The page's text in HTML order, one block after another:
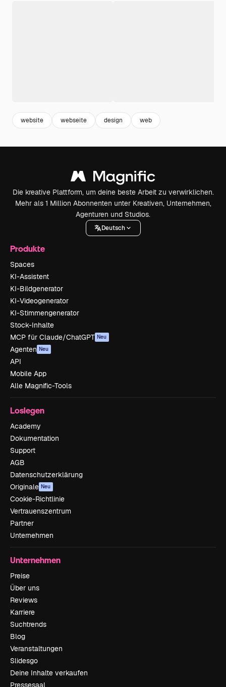
website webseite design web
Die kreative Plattform, um deine beste Arbeit zu verwirklichen.
Mehr als 1 Million Abonnenten unter Kreativen, Unternehmen,
Agenturen und Studios.
Deutsch
Produkte
Spaces
KI-Assistent
KI-Bildgenerator
KI-Videogenerator
KI-Stimmengenerator
Stock-Inhalte
MCP für Claude/ChatGPT Neu
Agenten Neu
API
Mobile App
Alle Magnific-Tools
Loslegen
Academy
Dokumentation
Support
AGB
Datenschutzerklärung
Originale Neu
Cookie-Richtlinie
Vertrauenszentrum
Partner
Unternehmen
Unternehmen
Preise
Über uns
Reviews
Karriere
Suchtrends
Blog
Veranstaltungen
Slidesgo
Deine Inhalte verkaufen
Pressesaal